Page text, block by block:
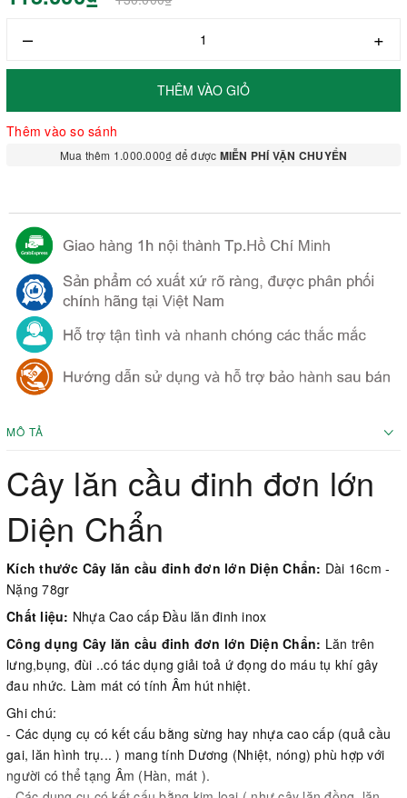
– +
THÊM VÀO GIỎ
Thêm vào so sánh
Mua thêm 1.000.000₫ để được MIỄN PHÍ VẬN CHUYỂN
MÔ TẢ
Cây lăn cầu đinh đơn lớn
Diện Chẩn
Kích thước Cây lăn cầu đinh đơn lớn Diện Chẩn: Dài 16cm -
Nặng 78gr
Chất liệu: Nhựa Cao cấp Đầu lăn đinh inox
Công dụng Cây lăn cầu đinh đơn lớn Diện Chẩn: Lăn trên
lưng,bụng, đùi ..có tác dụng giải toả ứ đọng do máu tụ khí gây
đau nhức. Làm mát có tính Âm hút nhiệt.
Ghi chú:
- Các dụng cụ có kết cấu bằng sừng hay nhựa cao cấp (quả cầu
gai, lăn hình trụ... ) mang tính Dương (Nhiệt, nóng) phù hợp với
người có thể tạng Âm (Hàn, mát ).